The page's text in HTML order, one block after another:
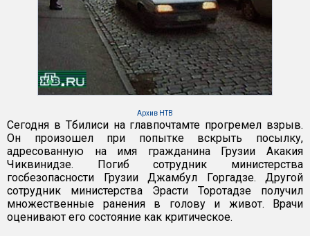
Архив НТВ
Сегодня в Тбилиси на главпочтамте прогремел взрыв.
Он произошел при попытке вскрыть посылку,
адресованную на имя гражданина Грузии Акакия
Чиквинидзе. Погиб сотрудник министерства
госбезопасности Грузии Джамбул Горгадзе. Другой
сотрудник министерства Эрасти Торотадзе получил
множественные ранения в голову и живот. Врачи
оценивают его состояние как критическое.